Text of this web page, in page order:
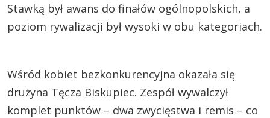
Stawką był awans do finałów ogólnopolskich, a
poziom rywalizacji był wysoki w obu kategoriach.
Wśród kobiet bezkonkurencyjna okazała się
drużyna Tęcza Biskupiec. Zespół wywalczył
komplet punktów – dwa zwycięstwa i remis – co